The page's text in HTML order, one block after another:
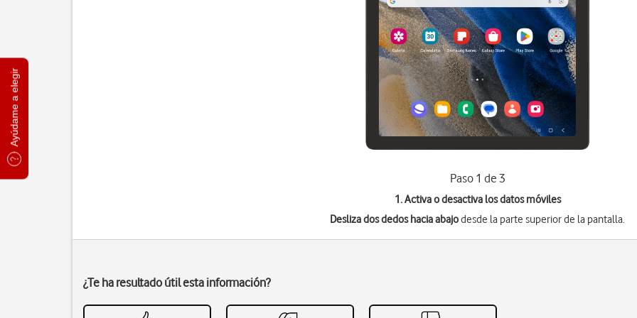
Ayúdame a elegir
Paso 1 de 3
1. Activa o desactiva los datos móviles
Desliza dos dedos hacia abajodesde la parte superior de la pantalla.
¿Te ha resultado útil esta información?